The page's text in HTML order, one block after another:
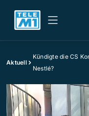
Aktuell
Kündigte die CS
Nestlé?